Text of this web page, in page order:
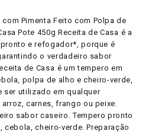
com Pimenta Feito com Polpa de
Pote 450g Receita de Casa é a
e refogador*, porque é
o verdadeiro sabor
de Casa é um tempero em
polpa de alho e cheiro-verde,
ser utilizado em qualquer
carnes, frango ou peixe.
sabor caseiro. Tempero pronto
cebola, cheiro-verde. Preparação